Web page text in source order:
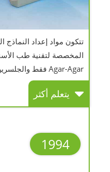
تتكون مواد إعداد النماذج
المخصصة لتقنية طب
Agar-Agar فقط والجلسرين والماء.
يتعلم أكثر
1994